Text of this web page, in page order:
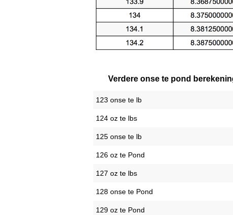
Verdere onse te pond
123 onse te lb
124 oz te lbs
125 onse te lb
126 oz te Pond
127 oz te lbs
128 onse te Pond
129 oz te Pond